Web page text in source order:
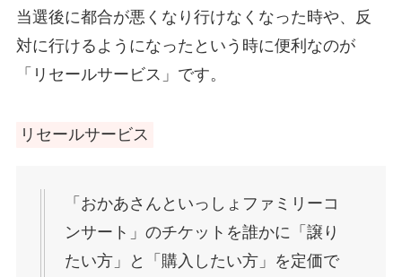
当選後に都合が悪くなり行けなくなった時や、反
対に行けるようになったという時に便利なのが
「リセールサービス」です。
リセールサービス
「おかあさんといっしょファミリーコ
ンサート」のチケットを誰かに「譲り
たい方」と「購入したい方」を定価で